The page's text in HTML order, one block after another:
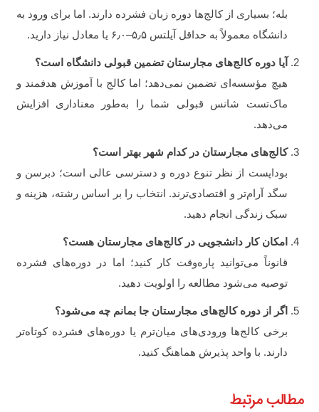
بله؛ بسیاری از کالج‌ها دوره زبان فشرده دارند. اما برای ورود به
دانشگاه معمولاً به حداقل آیلتس ۵٫۵–۶٫۰ یا معادل نیاز دارید.
آیا دوره کالج‌های مجارستان تضمین قبولی دانشگاه است؟
هیچ مؤسسه‌ای تضمین نمی‌دهد؛ اما کالج با آموزش هدفمند و
ماک‌تست شانس قبولی شما را به‌طور معناداری افزایش
می‌دهد.
کالج‌های مجارستان در کدام شهر بهتر است؟
بوداپست از نظر تنوع دوره و دسترسی عالی است؛ دبرسن و
سگد آرام‌تر و اقتصادی‌ترند. انتخاب را بر اساس رشته، هزینه و
سبک زندگی انجام دهید.
امکان کار دانشجویی در کالج‌های مجارستان هست؟
قانوناً می‌توانید پاره‌وقت کار کنید؛ اما در دوره‌های فشرده
توصیه می‌شود مطالعه را اولویت دهید.
اگر از دوره کالج‌های مجارستان جا بمانم چه می‌شود؟
برخی کالج‌ها ورودی‌های میان‌ترم یا دوره‌های فشرده کوتاه‌تر
دارند. با واحد پذیرش هماهنگ کنید.
مطالب مرتبط